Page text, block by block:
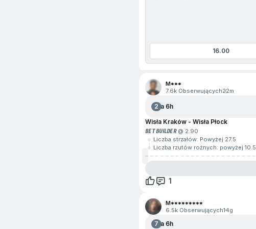
16.00
przejdź na początek
M***
7.6k Obserwujących22m
2Za 6h
Wisła Kraków - Wisła Płock
BET BUILDER@ 2.90
Liczba strzałów: Powyżej 27.5
Liczba rzutów rożnych: powyżej 10.5
1
M*********
6.5k Obserwujących14g
7Za 6h